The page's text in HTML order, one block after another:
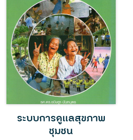
ระบบการดูแลสุขภาพ
ชุมชน